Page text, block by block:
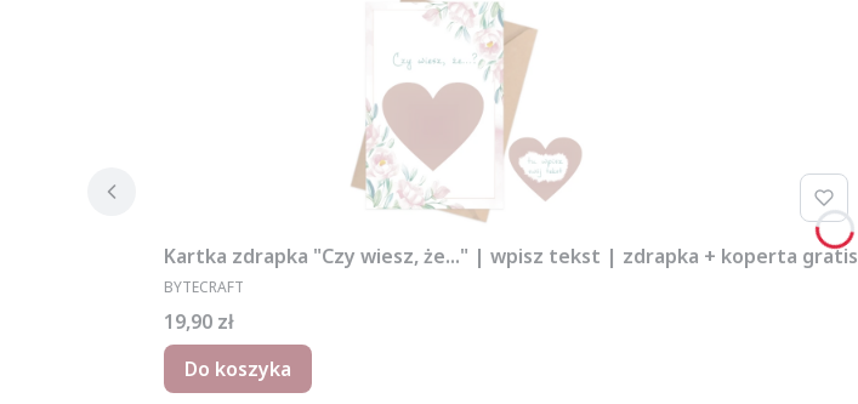
Kartka zdrapka "Czy wiesz, że..." | wpisz tekst | zdrapka + koperta gratis
PRODUCENT
BYTECRAFT
Cena
19,90 zł
Do koszyka